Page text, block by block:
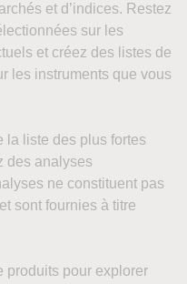
et d’indices. Restez
sur les
et créez des listes de
les instruments que vous
la liste des plus fortes
des analyses
ne constituent pas
sont fournies à titre
produits pour explorer